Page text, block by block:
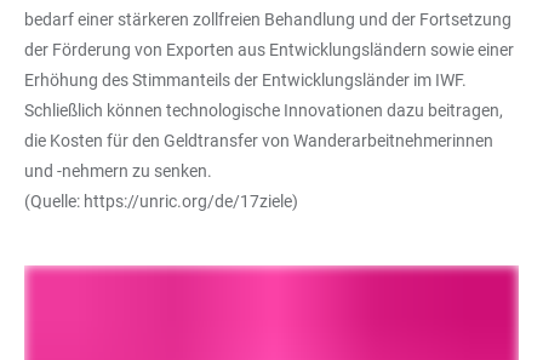
bedarf einer stärkeren zollfreien Behandlung und der Fortsetzung
der Förderung von Exporten aus Entwicklungsländern sowie einer
Erhöhung des Stimmanteils der Entwicklungsländer im IWF.
Schließlich können technologische Innovationen dazu beitragen,
die Kosten für den Geldtransfer von Wanderarbeitnehmerinnen
und -nehmern zu senken.
(Quelle: https://unric.org/de/17ziele)